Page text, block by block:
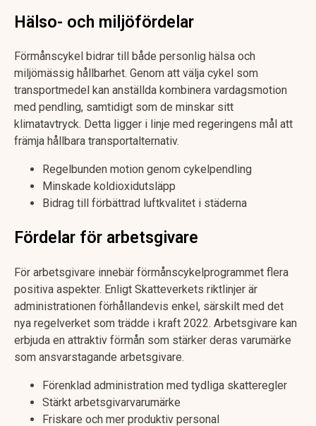
Hälso- och miljöfördelar
Förmånscykel bidrar till både personlig hälsa och
miljömässig hållbarhet. Genom att välja cykel som
transportmedel kan anställda kombinera vardagsmotion
med pendling, samtidigt som de minskar sitt
klimatavtryck. Detta ligger i linje med regeringens mål att
främja hållbara transportalternativ.
Regelbunden motion genom cykelpendling
Minskade koldioxidutsläpp
Bidrag till förbättrad luftkvalitet i städerna
Fördelar för arbetsgivare
För arbetsgivare innebär förmånscykelprogrammet flera
positiva aspekter. Enligt Skatteverkets riktlinjer är
administrationen förhållandevis enkel, särskilt med det
nya regelverket som trädde i kraft 2022. Arbetsgivare kan
erbjuda en attraktiv förmån som stärker deras varumärke
som ansvarstagande arbetsgivare.
Förenklad administration med tydliga skatteregler
Stärkt arbetsgivarvarumärke
Friskare och mer produktiv personal